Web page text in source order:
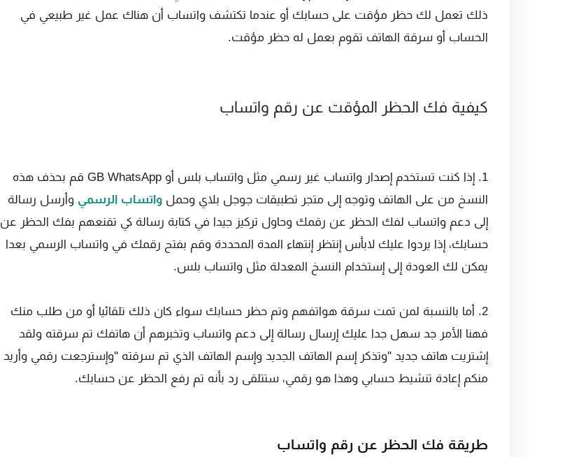
ذلك تعمل لك حظر مؤقت على حسابك أو عندما تكتشف واتساب أن هناك عمل غير طبيعي في
الحساب أو سرقة الهاتف تقوم بعمل له حظر مؤقت.
كيفية فك الحظر المؤقت عن رقم واتساب
1. إذا كنت تستخدم إصدار واتساب غير رسمي مثل واتساب بلس أو GB WhatsApp قم بحذف هذه
النسخ من على الهاتف وتوجه إلى متجر تطبيقات جوجل بلاي وحمل واتساب الرسمي وأرسل رسالة
إلى دعم واتساب لفك الحظر عن رقمك وحاول تركيز جيدا في كتابة رسالة كي تقنعهم بفك الحظر عن
حسابك، إذا يردوا عليك لابأس إنتظر إنتهاء المدة المحددة وقم بفتح رقمك في واتساب الرسمي بعدا
يمكن لك العودة إلى إستخدام النسخ المعدلة مثل واتساب بلس.
2. أما بالنسبة لمن تمت سرقة هواتفهم وتم حظر حسابك سواء كان ذلك تلقائيا أو من طلب منك
فهنا الأمر جد سهل جدا عليك إرسال رسالة إلى دعم واتساب وتخبرهم أن هاتفك تم سرقته ولقد
إشتريت هاتف جديد ''وتذكر إسم الهاتف الجديد وإسم الهاتف الذي تم سرقته ''وإسترجعت رقمي وأريد
منكم إعادة تنشيط حسابي وهذا هو رقمي، ستتلقى رد بأنه تم رفع الحظر عن حسابك.
طريقة فك الحظر عن رقم واتساب